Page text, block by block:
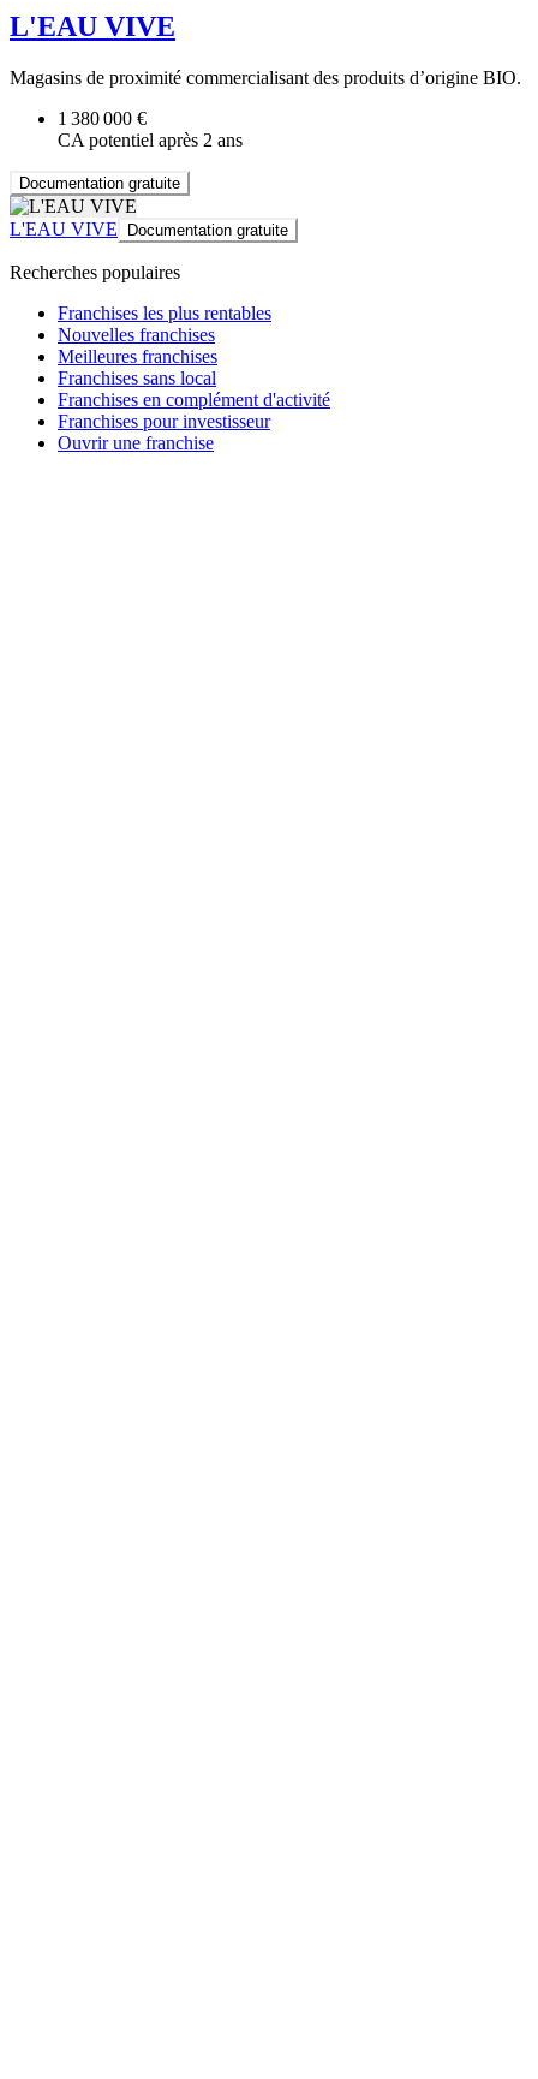
L'EAU VIVE
Magasins de proximité commercialisant des produits d’origine BIO.
1 380 000 €
CA potentiel après 2 ans
Documentation gratuite
L'EAU VIVE Documentation gratuite
Recherches populaires
Franchises les plus rentables
Nouvelles franchises
Meilleures franchises
Franchises sans local
Franchises en complément d'activité
Franchises pour investisseur
Ouvrir une franchise